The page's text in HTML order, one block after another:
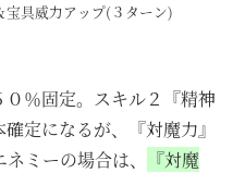
宝具威力アップ(３ターン)
％固定。スキル２『精神
定になるが、『対魔力』
ミーの場合は、
『対魔